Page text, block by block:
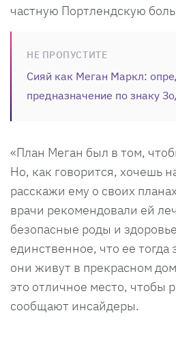
частную Портлендскую
НЕ ПРОПУСТИТЕ
Сияй как Меган Маркл:
предназначение по знаку
«План Меган был в том,
Но, как говорится, хочешь
расскажи ему о своих
врачи рекомендовали ей
безопасные роды и
единственное, что ее тогда
они живут в прекрасном
это отличное место, чтобы
сообщают инсайдеры.